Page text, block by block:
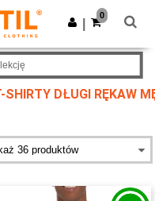
Pobierz app
0
SHIRTY DŁUGI RĘKAW